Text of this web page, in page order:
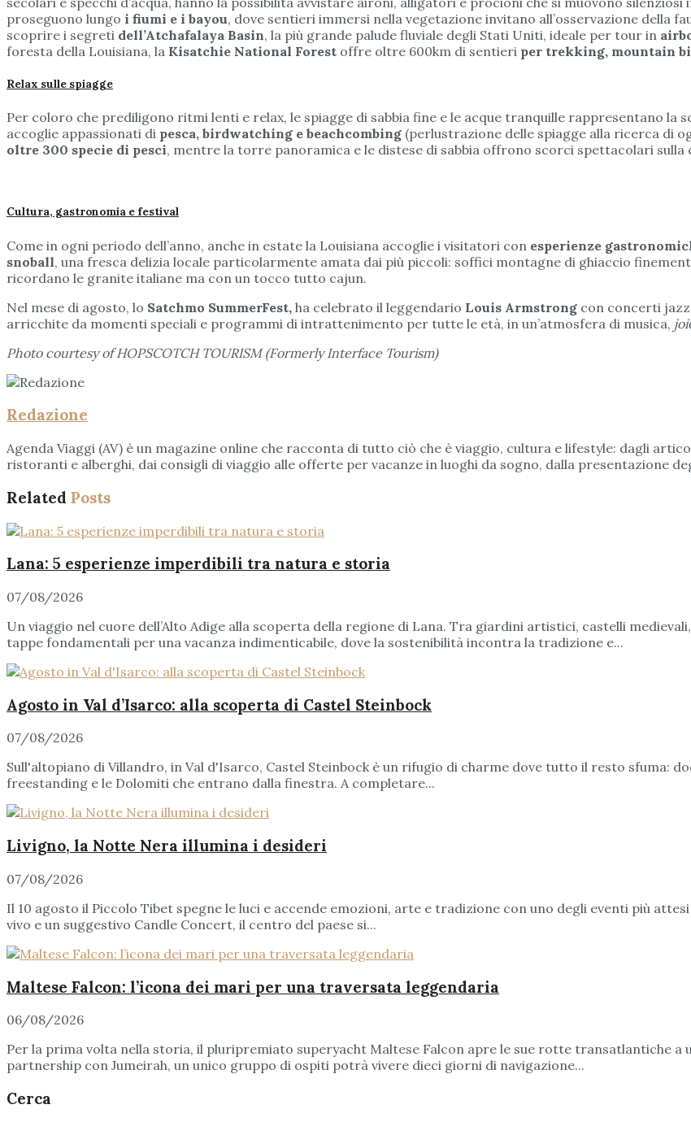
proseguono lungo i fiumi e i bayou, dove sentieri immersi nella vegetazione invitano all’osservazione della
scoprire i segreti dell’Atchafalaya Basin, la più grande palude fluviale degli Stati Uniti, ideale per tour in
foresta della Louisiana, la Kisatchie National Forest offre oltre 600km di sentieri per trekking, mountain
Relax sulle spiagge
Per coloro che prediligono ritmi lenti e relax, le spiagge di sabbia fine e le acque tranquille rappresentano la
accoglie appassionati di pesca, birdwatching e beachcombing (perlustrazione delle spiagge alla ricerca di
oltre 300 specie di pesci, mentre la torre panoramica e le distese di sabbia offrono scorci spettacolari sulla
Cultura, gastronomia e festival
Come in ogni periodo dell’anno, anche in estate la Louisiana accoglie i visitatori con esperienze
snoball, una fresca delizia locale particolarmente amata dai più piccoli: soffici montagne di ghiaccio
ricordano le granite italiane ma con un tocco tutto cajun.
Nel mese di agosto, lo Satchmo SummerFest, ha celebrato il leggendario Louis Armstrong con concerti
arricchite da momenti speciali e programmi di intrattenimento per tutte le età, in un’atmosfera di musica,
Photo courtesy of HOPSCOTCH TOURISM (Formerly Interface Tourism)
Redazione
Agenda Viaggi (AV) è un magazine online che racconta di tutto ciò che è viaggio, cultura e lifestyle: dagli
ristoranti e alberghi, dai consigli di viaggio alle offerte per vacanze in luoghi da sogno, dalla presentazione
Related Posts
Lana: 5 esperienze imperdibili tra natura e storia
07/08/2026
Un viaggio nel cuore dell’Alto Adige alla scoperta della regione di Lana. Tra giardini artistici, castelli
tappe fondamentali per una vacanza indimenticabile, dove la sostenibilità incontra la tradizione e...
Agosto in Val d’Isarco: alla scoperta di Castel Steinbock
07/08/2026
Sull'altopiano di Villandro, in Val d'Isarco, Castel Steinbock è un rifugio di charme dove tutto il resto sfuma:
freestanding e le Dolomiti che entrano dalla finestra. A completare...
Livigno, la Notte Nera illumina i desideri
07/08/2026
Il 10 agosto il Piccolo Tibet spegne le luci e accende emozioni, arte e tradizione con uno degli eventi più
vivo e un suggestivo Candle Concert, il centro del paese si...
Maltese Falcon: l’icona dei mari per una traversata leggendaria
06/08/2026
Per la prima volta nella storia, il pluripremiato superyacht Maltese Falcon apre le sue rotte transatlantiche a
partnership con Jumeirah, un unico gruppo di ospiti potrà vivere dieci giorni di navigazione...
Cerca